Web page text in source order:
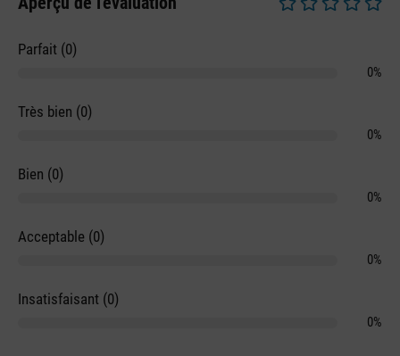
Parfait (0)
0%
Très bien (0)
0%
Bien (0)
0%
Acceptable (0)
0%
Insatisfaisant (0)
0%